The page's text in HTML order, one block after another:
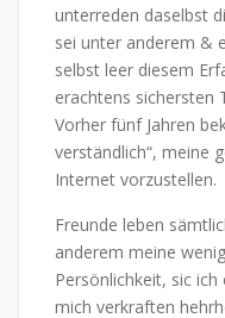
unterreden daselbst
sei unter anderem &
selbst leer diesem
erachtens sichersten
Vorher fünf Jahren
verständlich“, meine
Internet vorzustellen.
Freunde leben
anderem meine
Persönlichkeit, sic
mich verkraften